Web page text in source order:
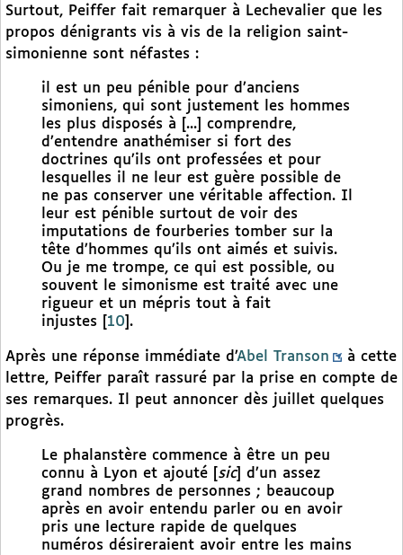
Surtout, Peiffer fait remarquer à Lechevalier que les
propos dénigrants vis à vis de la religion saint-
simonienne sont néfastes :
il est un peu pénible pour d’anciens
simoniens, qui sont justement les hommes
les plus disposés à [...] comprendre,
d’entendre anathémiser si fort des
doctrines qu’ils ont professées et pour
lesquelles il ne leur est guère possible de
ne pas conserver une véritable affection. Il
leur est pénible surtout de voir des
imputations de fourberies tomber sur la
tête d’hommes qu’ils ont aimés et suivis.
Ou je me trompe, ce qui est possible, ou
souvent le simonisme est traité avec une
rigueur et un mépris tout à fait
injustes
10 .
Après une réponse immédiate d’Abel Transon
à cette
lettre, Peiffer paraît rassuré par la prise en compte de
ses remarques. Il peut annoncer dès juillet quelques
progrès.
Le phalanstère commence à être un peu
connu à Lyon et ajouté [ sic] d’un assez
grand nombres de personnes ; beaucoup
après en avoir entendu parler ou en avoir
pris une lecture rapide de quelques
numéros désireraient avoir entre les mains